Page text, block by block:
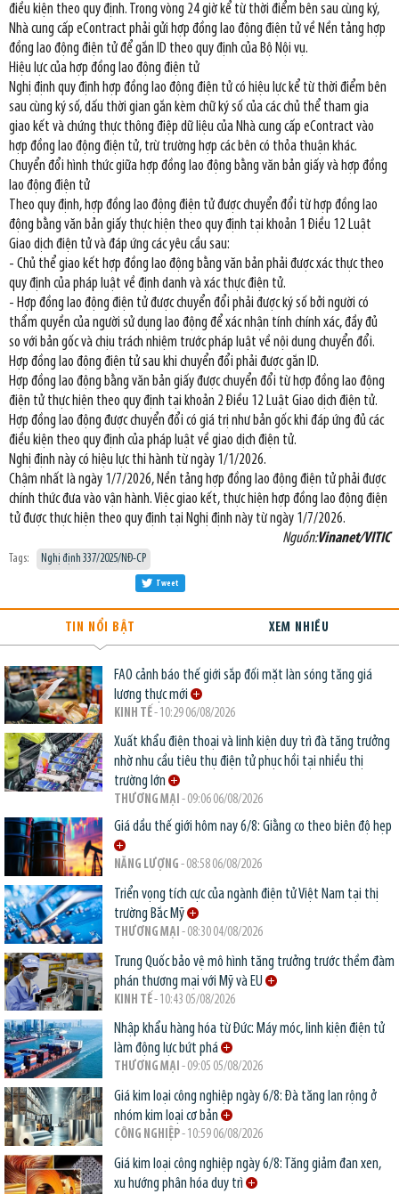
điều kiện theo quy định. Trong vòng 24 giờ kể từ thời điểm bên sau cùng ký,
Nhà cung cấp eContract phải gửi hợp đồng lao động điện tử về Nền tảng hợp
đồng lao động điện tử để gắn ID theo quy định của Bộ Nội vụ.
Hiệu lực của hợp đồng lao động điện tử
Nghị định quy định hợp đồng lao động điện tử có hiệu lực kể từ thời điểm bên
sau cùng ký số, dấu thời gian gắn kèm chữ ký số của các chủ thể tham gia
giao kết và chứng thực thông điệp dữ liệu của Nhà cung cấp eContract vào
hợp đồng lao động điện tử, trừ trường hợp các bên có thỏa thuận khác.
Chuyển đổi hình thức giữa hợp đồng lao động bằng văn bản giấy và hợp đồng
lao động điện tử
Theo quy định, hợp đồng lao động điện tử được chuyển đổi từ hợp đồng lao
động bằng văn bản giấy thực hiện theo quy định tại khoản 1 Điều 12 Luật
Giao dịch điện tử và đáp ứng các yêu cầu sau:
- Chủ thể giao kết hợp đồng lao động bằng văn bản phải được xác thực theo
quy định của pháp luật về định danh và xác thực điện tử.
- Hợp đồng lao động điện tử được chuyển đổi phải được ký số bởi người có
thẩm quyền của người sử dụng lao động để xác nhận tính chính xác, đầy đủ
so với bản gốc và chịu trách nhiệm trước pháp luật về nội dung chuyển đổi.
Hợp đồng lao động điện tử sau khi chuyển đổi phải được gắn ID.
Hợp đồng lao động bằng văn bản giấy được chuyển đổi từ hợp đồng lao động
điện tử thực hiện theo quy định tại khoản 2 Điều 12 Luật Giao dịch điện tử.
Hợp đồng lao động được chuyển đổi có giá trị như bản gốc khi đáp ứng đủ các
điều kiện theo quy định của pháp luật về giao dịch điện tử.
Nghị định này có hiệu lực thi hành từ ngày 1/1/2026.
Chậm nhất là ngày 1/7/2026, Nền tảng hợp đồng lao động điện tử phải được
chính thức đưa vào vận hành. Việc giao kết, thực hiện hợp đồng lao động điện
tử được thực hiện theo quy định tại Nghị định này từ ngày 1/7/2026.
Nguồn:Vinanet/VITIC
Tags: Nghị định 337/2025/NĐ-CP
Tweet
TIN NỔI BẬT XEM NHIỀU
FAO cảnh báo thế giới sắp đối mặt làn sóng tăng giá
lương thực mới
KINH TẾ- 10:29 06/08/2026
Xuất khẩu điện thoại và linh kiện duy trì đà tăng trưởng
nhờ nhu cầu tiêu thụ điện tử phục hồi tại nhiều thị
trường lớn
THƯƠNG MẠI - 09:06 06/08/2026
Giá dầu thế giới hôm nay 6/8: Giằng co theo biên độ hẹp
NĂNG LƯỢNG - 08:58 06/08/2026
Triển vọng tích cực của ngành điện tử Việt Nam tại thị
trường Bắc Mỹ
THƯƠNG MẠI - 08:30 04/08/2026
Trung Quốc bảo vệ mô hình tăng trưởng trước thềm đàm
phán thương mại với Mỹ và EU
KINH TẾ- 10:43 05/08/2026
Nhập khẩu hàng hóa từ Đức: Máy móc, linh kiện điện tử
làm động lực bứt phá
THƯƠNG MẠI - 09:05 05/08/2026
Giá kim loại công nghiệp ngày 6/8: Đà tăng lan rộng ở
nhóm kim loại cơ bản
CÔNG NGHIỆP- 10:59 06/08/2026
Giá kim loại công nghiệp ngày 6/8: Tăng giảm đan xen,
xu hướng phân hóa duy trì